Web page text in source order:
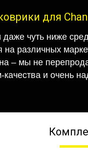
для
чуть ниже
на различных
– мы не
качества и очень